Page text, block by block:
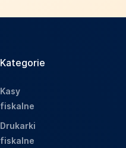
Kategorie
Kasy
fiskalne
Drukarki
fiskalne